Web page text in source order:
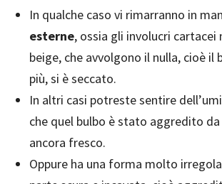
In qualche caso vi rimarranno in
esterne, ossia gli involucri cartacei
beige, che avvolgono il nulla, cioè il
più, si è seccato.
In altri casi potreste sentire
che quel bulbo è stato aggredito da
ancora fresco.
Oppure ha una forma molto